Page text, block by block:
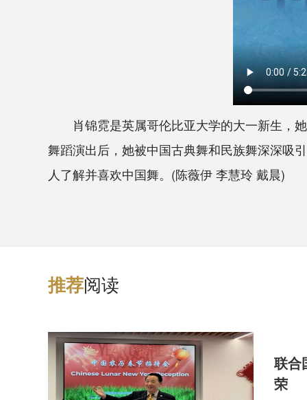
肖锦霓是英属哥伦比亚大学的大一新生，她
舞蹈演出后，她被中国古典舞和民族舞深深吸
人了解并喜欢中国舞。(陈薇伊 李慧玲 戴晨)
推荐阅读
联合
荣